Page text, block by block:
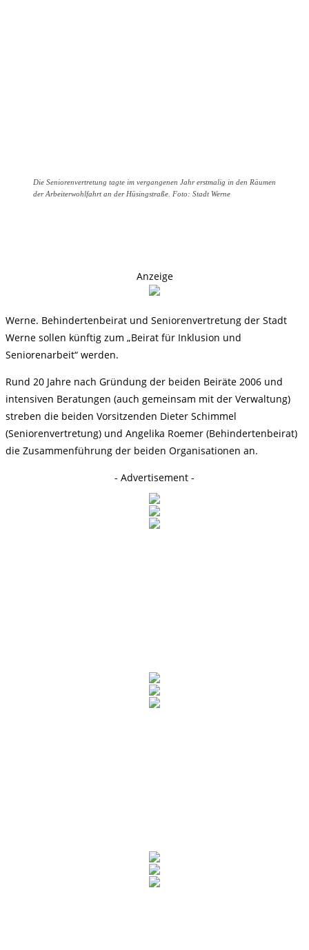
Die Seniorenvertretung tagte im vergangenen Jahr erstmalig in den Räumen
der Arbeiterwohlfahrt an der Hüsingstraße. Foto: Stadt Werne
Anzeige
Werne. Behindertenbeirat und Seniorenvertretung der Stadt
Werne sollen künftig zum „Beirat für Inklusion und
Seniorenarbeit“ werden.
Rund 20 Jahre nach Gründung der beiden Beiräte 2006 und
intensiven Beratungen (auch gemeinsam mit der Verwaltung)
streben die beiden Vorsitzenden Dieter Schimmel
(Seniorenvertretung) und Angelika Roemer (Behindertenbeirat)
die Zusammenführung der beiden Organisationen an.
- Advertisement -